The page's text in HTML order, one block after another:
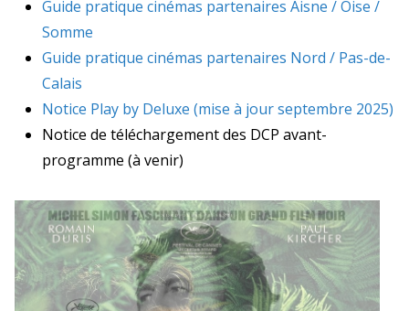
Guide pratique cinémas partenaires Aisne / Oise /
Somme
Guide pratique cinémas partenaires Nord / Pas-de-
Calais
Notice Play by Deluxe (mise à jour septembre 2025)
Notice de téléchargement des DCP avant-
programme (à venir)